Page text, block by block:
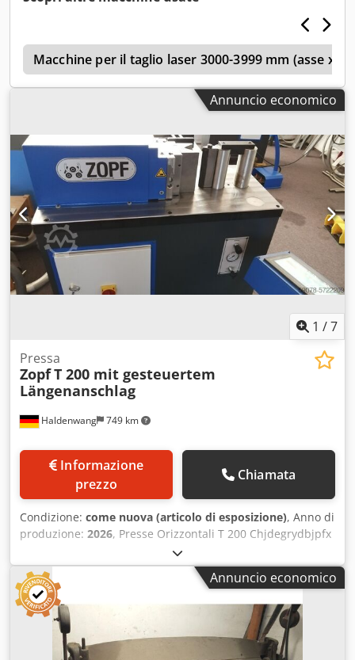
disponibile: no - Controllo: convenzionale - Dimensioni per
il trasporto: 1800 mm x 2250 mm x 1400 mm (l x l x h) -
Peso per il trasporto [kg]: 2000 kg - Imballaggi per il
trasporto [pezzi]: 1 Informazioni finanziarie IVA: il prezzo
indicato è comprensivo di IVA IVA/regime di tassazione
differenziale: l'IVA è detraibile per le aziende Chedpjzm N
Rijfx Abpea Consegna e permuta possibili in qualsiasi
van Rossum
Macchine per il taglio laser 3000-3999 mm (asse x)
Annuncio economico
1 /7
Haldenwang 749 km
Pressa
ZopfT 200 mit gesteuertem
Längenanschlag
prezzo
Chiamata
Condizione: come nuova (articolo di esposizione), Anno di
produzione: 2026, Presse Orizzontali T 200 Chjdegrydbjpfx
Annuncio economico